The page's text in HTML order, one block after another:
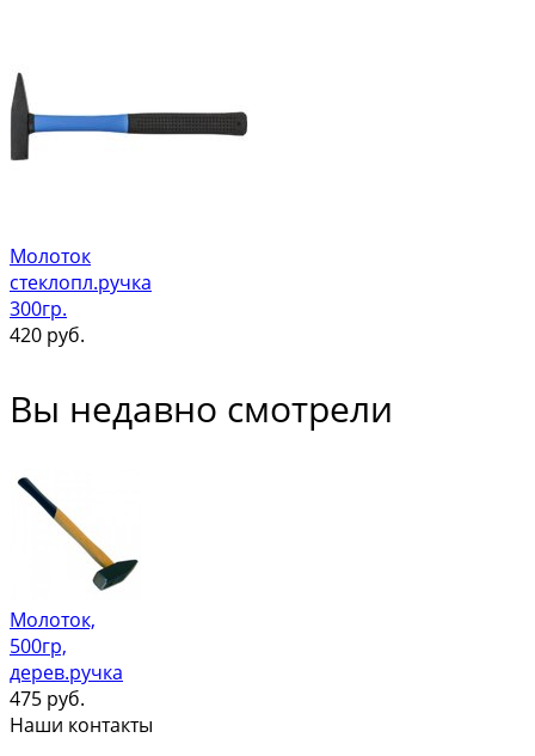
Молоток
стеклопл.ручка
300гр.
420 руб.
Вы недавно смотрели
Молоток,
500гр,
дерев.ручка
475 руб.
Наши контакты